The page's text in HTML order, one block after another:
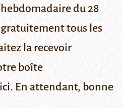
du 28
tous les
la recevoir
boîte
. En attendant, bonne